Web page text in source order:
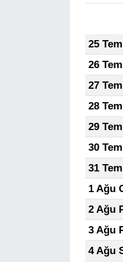
25
26
27
28
29
30
31
1 Ağu
2 Ağu
3 Ağu
4 Ağu